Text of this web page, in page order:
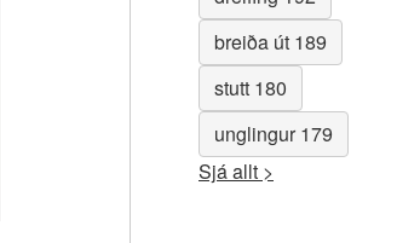
breiða út 189
stutt 180
unglingur 179
Sjá allt >